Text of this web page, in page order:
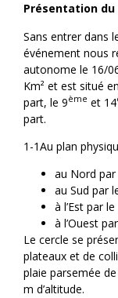
Présentation du
Sans entrer dans
événement nous
autonome le 16/
Km² et est situé
part, le 9ème et 14
part.
1-1Au plan
au Nord
au Sud par
à l’Est par
à l’Ouest
Le cercle se
plateaux et de
plaie parsemée
m d’altitude.